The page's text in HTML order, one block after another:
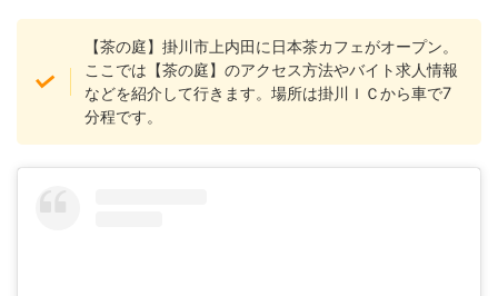
【茶の庭】掛川市上内田に日本茶カフェがオープン。
ここでは【茶の庭】のアクセス方法やバイト求人情報
などを紹介して行きます。場所は掛川ＩＣから車で7
分程です。